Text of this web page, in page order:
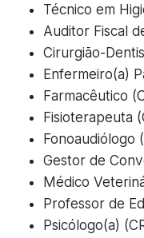
Técnico em
Auditor Fiscal
Cirurgião-
Enfermeiro(a)
Farmacêutico
Fisioterapeuta
Fonoaudiólogo
Gestor de
Médico
Professor de
Psicólogo(a)